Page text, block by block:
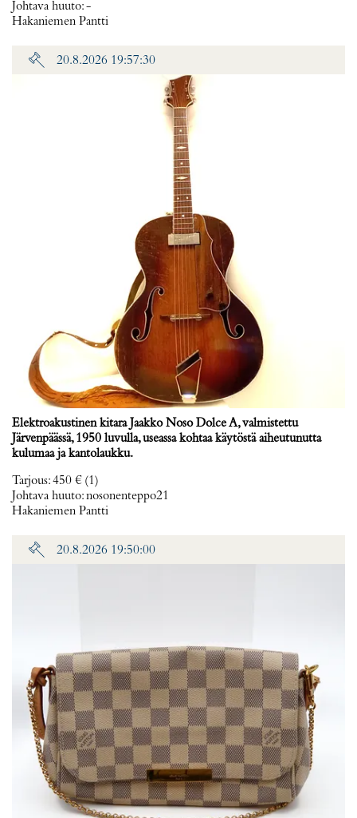
Johtava huuto:-
Hakaniemen Pantti
20.8.2026 19:57:30
Elektroakustinen kitara Jaakko Noso Dolce A, valmistettu
Järvenpäässä, 1950 luvulla, useassa kohtaa käytöstä aiheutunutta
kulumaa ja kantolaukku.
Tarjous:450 € (1)
Johtava huuto:nosonenteppo21
Hakaniemen Pantti
20.8.2026 19:50:00